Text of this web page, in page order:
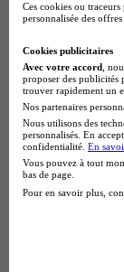
Lycée
Aucun avis
Embrun
Ces cookies ou
personnalisée des
Cookies publicitaires
Avec votre accord ,
proposer des publicités
trouver rapidement un
Nos partenaires
Nous utilisons des
personnalisés. En
confidentialité. En
Vous pouvez à tout
bas de page.
Pour en savoir plus,